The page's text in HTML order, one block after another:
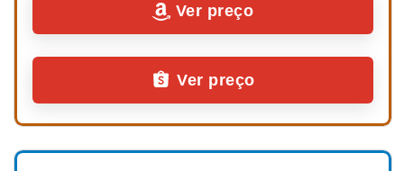
Ver preço
Ver preço